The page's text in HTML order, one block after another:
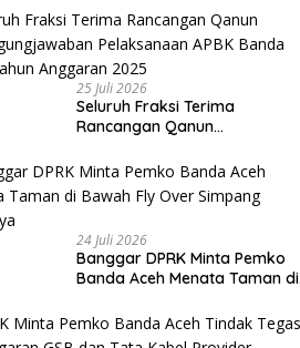
Dorong Pemberantasan
Narkoba
25 Juli 2026
Seluruh Fraksi Terima
Rancangan Qanun
Pelaksanaan APBK Banda Aceh
Tahun Anggaran 2025
24 Juli 2026
Banggar DPRK Minta Pemko
Banda Aceh Menata Taman di
Surabaya